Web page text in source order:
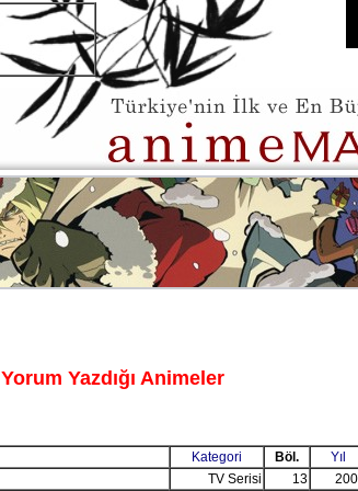
Yorum Yazdığı Animeler
Kategori Böl.
Yıl
TV Serisi 13